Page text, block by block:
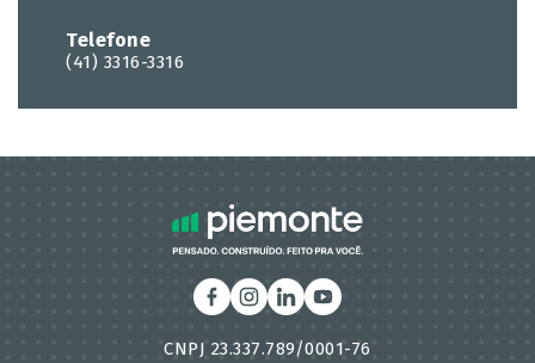
Telefone
(41) 3316-3316
CNPJ 23.337.789/0001-76